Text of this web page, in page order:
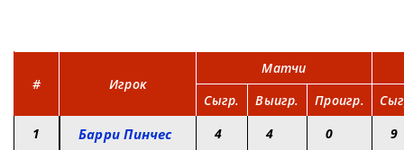
# Игрок
Матчи
Сыгр.
Выигр. Проигр.
1
Барри Пинчес 4 4 0 9